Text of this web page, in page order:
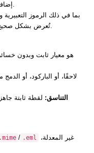
TIFF إضافية؛ الباقي يدرج على ورقة الغلاف.
من اليمين لليسار) تُعرض بشكل صحيح عند توفر الخطوط.
التناسق: لقطة ثابتة
.mime / .eml